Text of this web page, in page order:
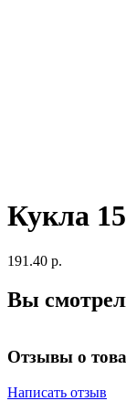
Кукла
191.40 р.
Вы
Отзывы о
Написать отзыв